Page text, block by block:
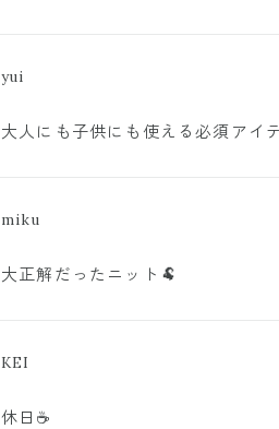
yui
大人にも子供にも使える必須アイ
miku
大正解だったニット🐏
KEI
休日☕️